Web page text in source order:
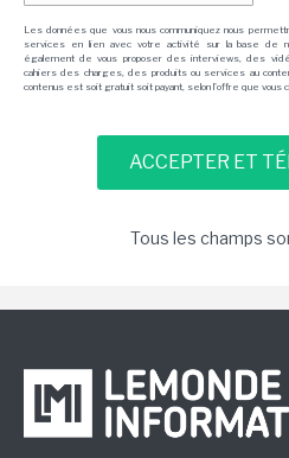
Les données que vous nous communiquez nous
services en lien avec votre activité sur la base de
également de vous proposer des interviews, des
cahiers des charges, des produits ou services au
contenus est soit gratuit soit payant, selon l'offre que vous
Tous les champs